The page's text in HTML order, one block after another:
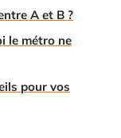
A et B ?
le métro ne
pour vos